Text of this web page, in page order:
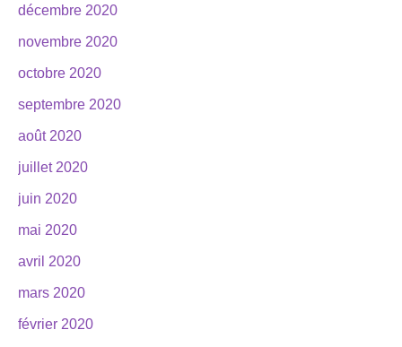
décembre 2020
novembre 2020
octobre 2020
septembre 2020
août 2020
juillet 2020
juin 2020
mai 2020
avril 2020
mars 2020
février 2020